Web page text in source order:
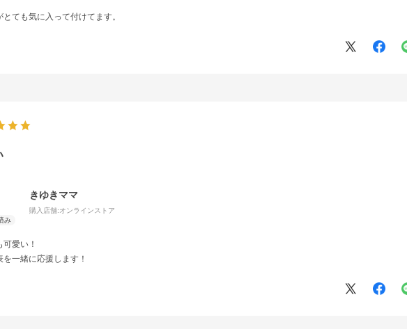
とても気に入って付けてます。
きゆきママ
購入店舗:オンラインストア
可愛い！
を一緒に応援します！